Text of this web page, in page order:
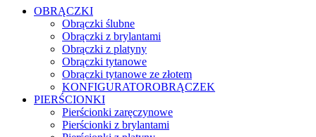
OBRĄCZKI
Obrączki ślubne
Obrączki z brylantami
Obrączki z platyny
Obrączki tytanowe
Obrączki tytanowe ze złotem
KONFIGURATOROBRĄCZEK
PIERŚCIONKI
Pierścionki zaręczynowe
Pierścionki z brylantami